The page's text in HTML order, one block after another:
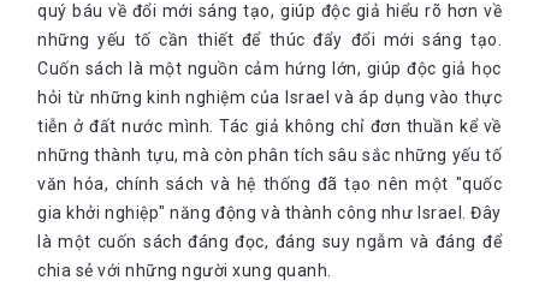
Israel – Mảnh đất của những phát minh vì con người là kết quả
của cuộc phỏng vấn hơn một trăm người gồm các nhà đổi
mới, các CEO, nhà hoạch định chính sách, các sĩ quan quân
đội, giám đốc điều hành của các tổ chức phi chính phủ, các kỹ
sư, lập trình viên máy tính, các giám đốc ngân hàng, nhà đầu
tư mạo hiểm..vì vậy, khi đọc cuốn sách này bạn sẽ học hỏi
được nhiều kinh nghiệm quý giá thông qua từng trang sách.
Tại sao Israel lại phát triển đến vậy?
quý báu về đổi mới sáng tạo, giúp độc giả hiểu rõ hơn về
những yếu tố cần thiết để thúc đẩy đổi mới sáng tạo.
Cuốn sách là một nguồn cảm hứng lớn, giúp độc giả học
hỏi từ những kinh nghiệm của Israel và áp dụng vào thực
tiễn ở đất nước mình. Tác giả không chỉ đơn thuần kể về
những thành tựu, mà còn phân tích sâu sắc những yếu tố
văn hóa, chính sách và hệ thống đã tạo nên một "quốc
gia khởi nghiệp" năng động và thành công như Israel. Đây
là một cuốn sách đáng đọc, đáng suy ngẫm và đáng để
chia sẻ với những người xung quanh.